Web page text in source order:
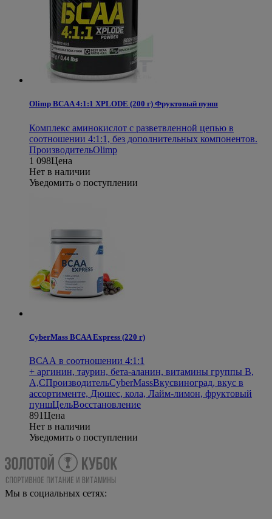
Olimp BCAA 4:1:1 XPLODE (200 г) Фруктовый пунш
Комплекс аминокислот с разветвленной цепью в
соотношении 4:1:1, без дополнительных компонентов.
ПроизводительOlimp
1 098Цена
Нет в наличии
Уведомить о поступлении
CyberMass BCAA Express (220 г)
ВСАА в соотношении 4:1:1
+ аргинин, таурин, бета-аланин, витамины группы В,
А,СПроизводительCyberMassВкусвиноград, вкус в
ассортименте, Дюшес, кола, Лайм-лимон, фруктовый
пуншЦельВосстановление
891Цена
Нет в наличии
Уведомить о поступлении
Мы в социальных сетях: